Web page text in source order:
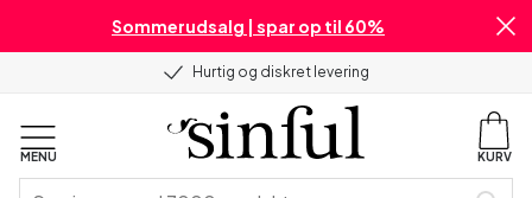
Sommerudsalg | spar op til 60%
Hurtig og diskret levering
MENU KURV